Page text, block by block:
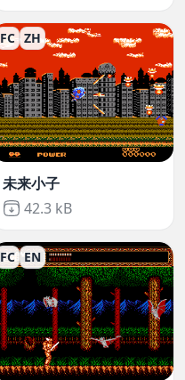
FC ZH
未来小子
Not downloaded
42.3 kB
FC EN